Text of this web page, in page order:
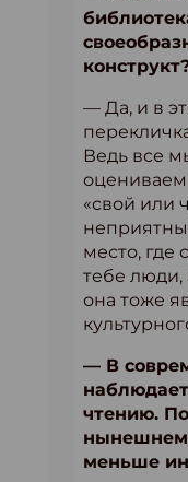
— Да, и в
Ведь все
оцениваем
«свой или
место, где
тебе
она тоже
— В
чтению.
меньше